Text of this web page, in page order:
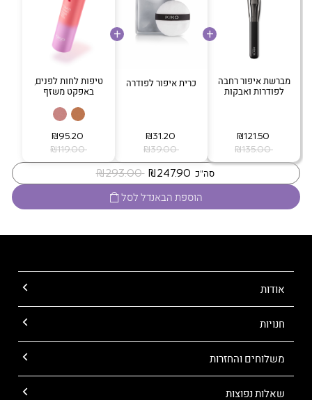
מברשת איפור רחבה
לפודרות ואבקות
‏ ₪135.00
כרית איפור לפודרה
‏ ₪39.00
טיפות לחות לפנים,
באפקט משזף
‏ ₪119.00
סה"כ ‏ ₪293.00
הוספת הבאנדל לסל
אודות
חנויות
משלוחים והחזרות
שאלות נפוצות